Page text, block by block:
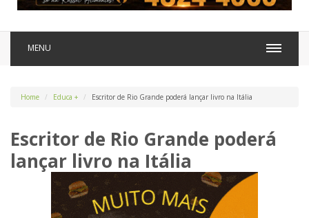
MENU
Home Educa + Escritor de Rio Grande poderá lançar livro na Itália
Escritor de Rio Grande poderá
lançar livro na Itália